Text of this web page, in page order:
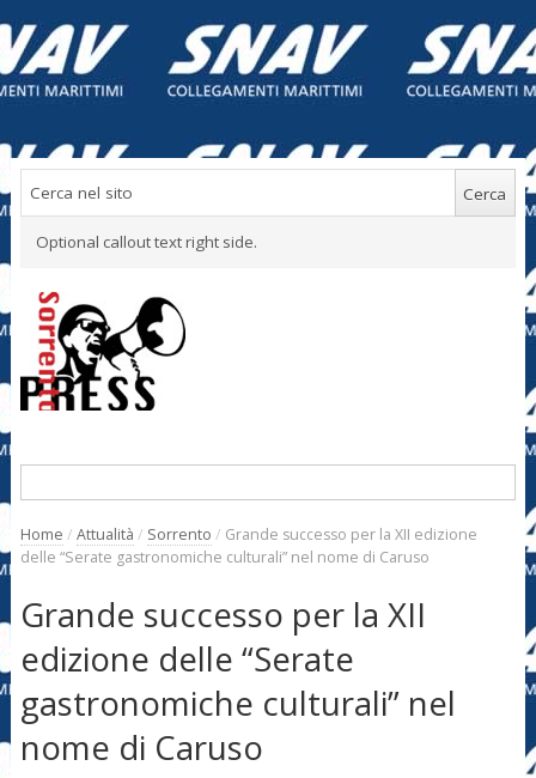
Optional callout text right side.
Home / Attualità / Sorrento / Grande successo per la XII edizione
delle “Serate gastronomiche culturali” nel nome di Caruso
Grande successo per la XII
edizione delle “Serate
gastronomiche culturali” nel
nome di Caruso